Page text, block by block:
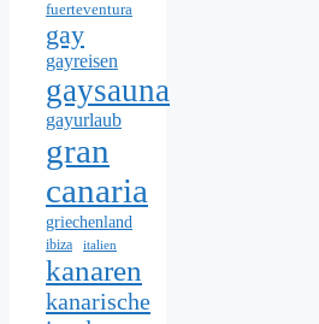
fuerteventura
gay
gayreisen
gaysauna
gayurlaub
gran
canaria
griechenland
ibiza italien
kanaren
kanarische